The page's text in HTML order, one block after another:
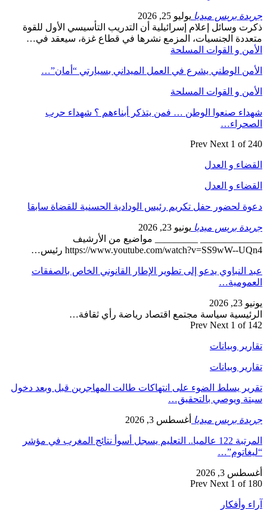
جريدة بريس ميديا يوليو 25, 2026
ذكرت وسائل إعلام إسرائيلية أن التدريب التأسيسي الأول للقوة
متعددة الجنسيات، المزمع نشرها في قطاع غزة، سيعقد في…
الأمن و القوات المسلحة
الأمن الوطني يشرع في العمل الميداني بسيارتي “أمان”…
الأمن و القوات المسلحة
شهداء صنعوا الوطن … فمن يتذكر أبناءهم ؟ شهداء حرب
الصحراء…
Prev Next 1 of 240
القضاء و العدل
القضاء و العدل
دعوة لحضور حفل تكريم رئيس الودادية الحسنية للقضاة سابقا
جريدة بريس ميديا يونيو 23, 2026
_____________ _________ مواضيع من الأرشيف
https://www.youtube.com/watch?v=SS9wW--UQn4 رئيس…
عبد النباوي يدعو إلى تطوير الإطار القانوني الخاص بالصفقات
العمومية…
يونيو 23, 2026
الرئيسية سياسة مجتمع اقتصاد رياضة رأي ثقافة…
Prev Next 1 of 142
تقارير وبيانات
تقارير وبيانات
تقرير يسلط الضوء على انتهاكات طالت المهاجرين قبل وبعد دخول
سبتة ويوصي بالتحقيق…
جريدة بريس ميديا أغسطس 3, 2026
المرتبة 122 عالميا.. التعليم يسجل أسوأ نتائج المغرب في مؤشر
“ليغاتوم”…
أغسطس 3, 2026
Prev Next 1 of 180
آراء وأفكار